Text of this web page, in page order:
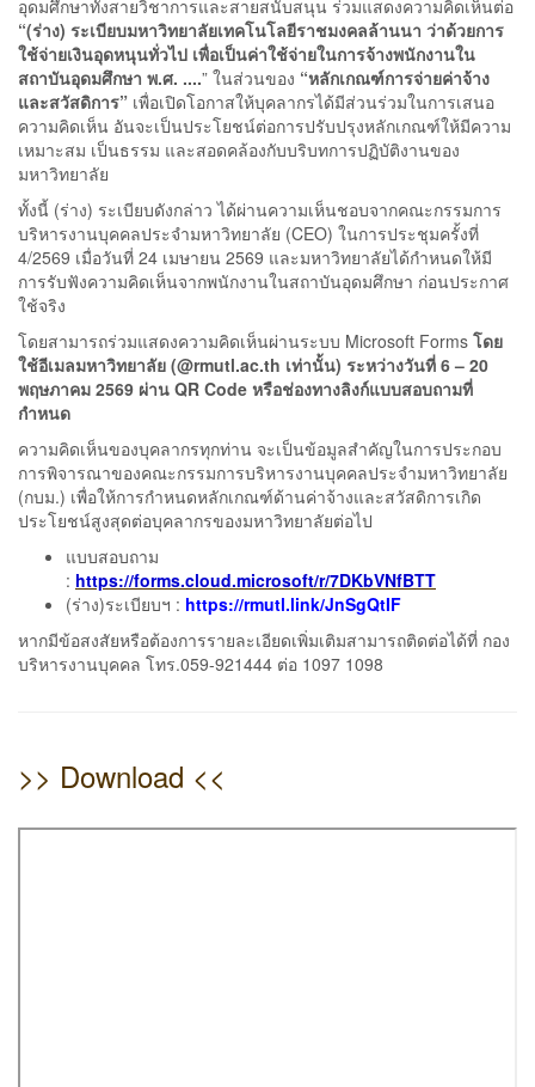
อุดมศึกษาทั้งสายวิชาการและสายสนับสนุน ร่วมแสดงความคิดเห็นต่อ
“(ร่าง) ระเบียบมหาวิทยาลัยเทคโนโลยีราชมงคลล้านนา ว่าด้วยการ
ใช้จ่ายเงินอุดหนุนทั่วไป เพื่อเป็นค่าใช้จ่ายในการจ้างพนักงานใน
สถาบันอุดมศึกษา พ.ศ. ....” ในส่วนของ “หลักเกณฑ์การจ่ายค่าจ้าง
และสวัสดิการ” เพื่อเปิดโอกาสให้บุคลากรได้มีส่วนร่วมในการเสนอ
ความคิดเห็น อันจะเป็นประโยชน์ต่อการปรับปรุงหลักเกณฑ์ให้มีความ
เหมาะสม เป็นธรรม และสอดคล้องกับบริบทการปฏิบัติงานของ
มหาวิทยาลัย
ทั้งนี้ (ร่าง) ระเบียบดังกล่าว ได้ผ่านความเห็นชอบจากคณะกรรมการ
บริหารงานบุคคลประจำมหาวิทยาลัย (CEO) ในการประชุมครั้งที่
4/2569 เมื่อวันที่ 24 เมษายน 2569 และมหาวิทยาลัยได้กำหนดให้มี
การรับฟังความคิดเห็นจากพนักงานในสถาบันอุดมศึกษา ก่อนประกาศ
ใช้จริง
โดยสามารถร่วมแสดงความคิดเห็นผ่านระบบ Microsoft Forms โดย
ใช้อีเมลมหาวิทยาลัย (@rmutl.ac.th เท่านั้น) ระหว่างวันที่ 6 – 20
พฤษภาคม 2569 ผ่าน QR Code หรือช่องทางลิงก์แบบสอบถามที่
กำหนด
ความคิดเห็นของบุคลากรทุกท่าน จะเป็นข้อมูลสำคัญในการประกอบ
การพิจารณาของคณะกรรมการบริหารงานบุคคลประจำมหาวิทยาลัย
(กบม.) เพื่อให้การกำหนดหลักเกณฑ์ด้านค่าจ้างและสวัสดิการเกิด
ประโยชน์สูงสุดต่อบุคลากรของมหาวิทยาลัยต่อไป
แบบสอบถาม
: https://forms.cloud.microsoft/r/7DKbVNfBTT
(ร่าง)ระเบียบฯ : https://rmutl.link/JnSgQtIF
หากมีข้อสงสัยหรือต้องการรายละเอียดเพิ่มเติมสามารถติดต่อได้ที่ กอง
บริหารงานบุคคล โทร.059-921444 ต่อ 1097 1098
>> Download <<